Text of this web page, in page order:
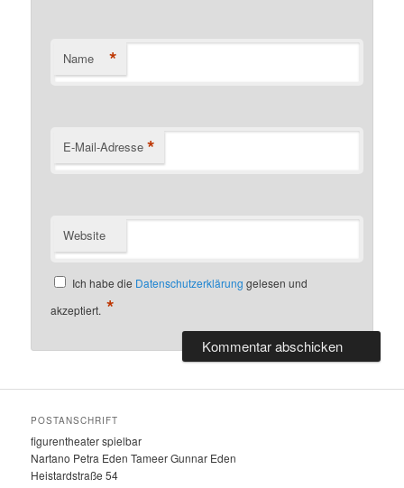
Name *
E-Mail-Adresse *
Website
Ich habe die Datenschutzerklärunggelesen und
akzeptiert. *
POSTANSCHRIFT
figurentheater spielbar
Nartano Petra Eden Tameer Gunnar Eden
Heistardstraße 54